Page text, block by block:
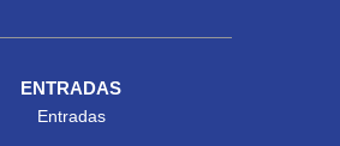
ENTRADAS
Entradas